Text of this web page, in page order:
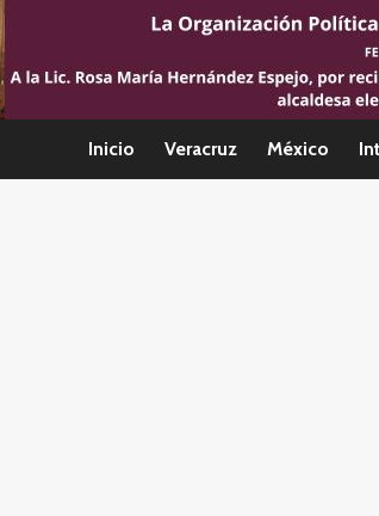
Inicio Veracruz México